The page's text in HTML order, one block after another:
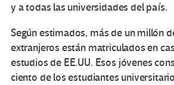
y a todas las universidades del país.
Según estimados, más de un millón
extranjeros están matriculados en
estudios de EE.UU. Esos jóvenes
ciento de los estudiantes